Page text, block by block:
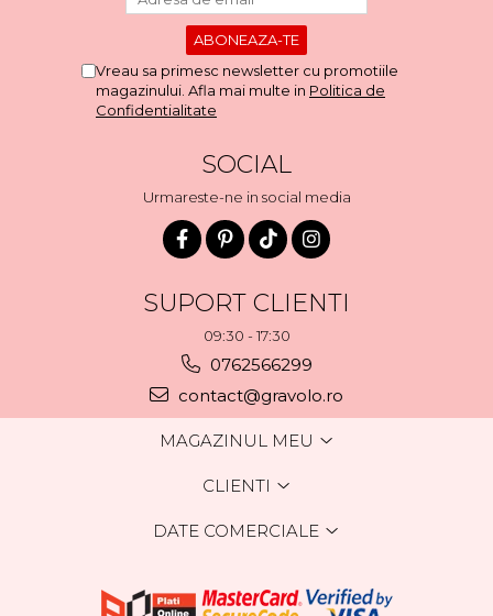
Vreau sa primesc newsletter cu promotiile
magazinului. Afla mai multe in Politica de
Confidentialitate
SOCIAL
Urmareste-ne in social media
SUPORT CLIENTI
09:30 - 17:30
0762566299
contact@gravolo.ro
MAGAZINUL MEU
CLIENTI
DATE COMERCIALE